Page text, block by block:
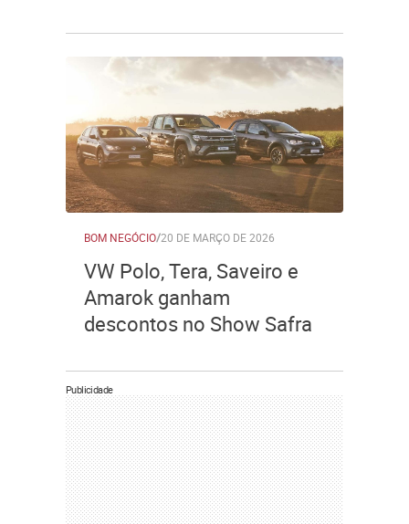
BOM NEGÓCIO/20 DE MARÇO DE 2026
VW Polo, Tera, Saveiro e
Amarok ganham
descontos no Show Safra
Publicidade